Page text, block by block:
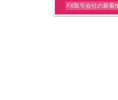
FX取引会社の新着